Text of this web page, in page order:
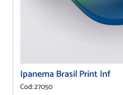
Ipanema Brasil Print Inf
Cod: 27050